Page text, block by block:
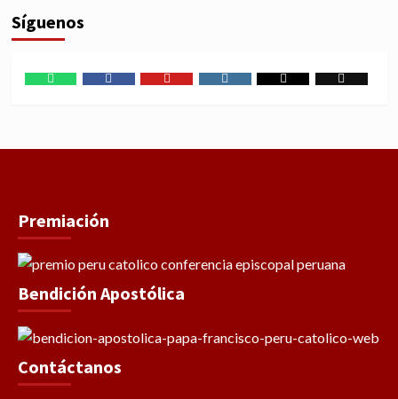
Síguenos
Premiación
Bendición Apostólica
Contáctanos